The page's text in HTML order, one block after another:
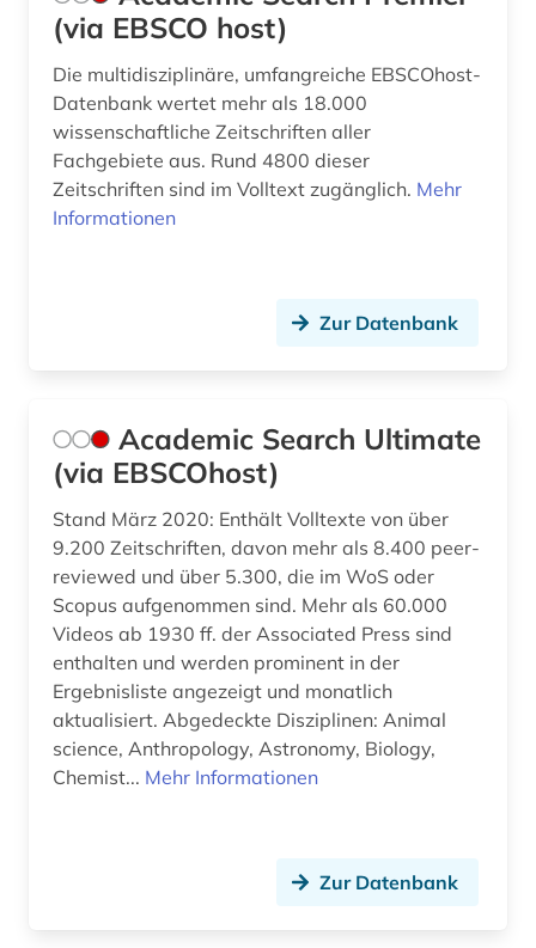
general knowledge (1)
generative ki (1)
geologie (1)
geometrie (1)
handbuch (1)
hochschulschrift (1)
homologie (1)
homotopie (1)
huygens (1)
hypothesentest (1)
informatik (11)
(via EBSCO host)
Die multidisziplinäre, umfangreiche EBSCOhost-
Datenbank wertet mehr als 18.000
wissenschaftliche Zeitschriften aller
Fachgebiete aus. Rund 4800 dieser
Zeitschriften sind im Volltext zugänglich. Mehr
Informationen
Zur Datenbank
Academic Search Ultimate
(via EBSCOhost)
Stand März 2020: Enthält Volltexte von über
9.200 Zeitschriften, davon mehr als 8.400 peer-
reviewed und über 5.300, die im WoS oder
Scopus aufgenommen sind. Mehr als 60.000
Videos ab 1930 ff. der Associated Press sind
enthalten und werden prominent in der
Ergebnisliste angezeigt und monatlich
aktualisiert. Abgedeckte Disziplinen: Animal
science, Anthropology, Astronomy, Biology,
Chemist... Mehr Informationen
Zur Datenbank